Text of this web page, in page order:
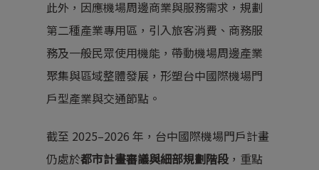
此外，因應機場周邊商業與服務需求，規劃
第二種產業專用區，引入旅客消費、商務服
務及一般民眾使用機能，帶動機場周邊產業
聚集與區域整體發展，形塑台中國際機場門
戶型產業與交通節點。
截至 2025–2026 年，台中國際機場門戶計畫
仍處於都市計畫審議與細部規劃階段 ，重點